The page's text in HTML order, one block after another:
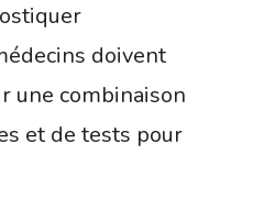
doivent
une combinaison
et de tests pour